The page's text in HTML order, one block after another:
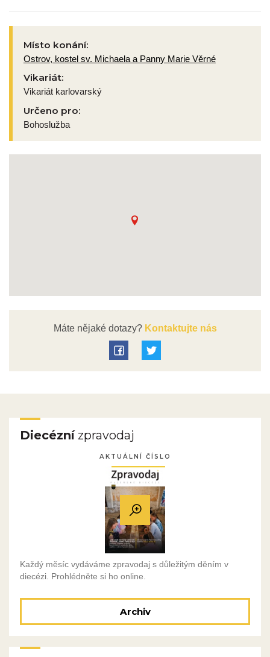
Místo konání:
Ostrov, kostel sv. Michaela a Panny Marie Věrné
Vikariát:
Vikariát karlovarský
Určeno pro:
Bohoslužba
Máte nějaké dotazy?Kontaktujte nás
Diecéznízpravodaj
AKTUÁLNÍ ČÍSLO
Každý měsíc vydáváme zpravodaj s důležitým děním v
diecézi. Prohlédněte si ho online.
Archiv